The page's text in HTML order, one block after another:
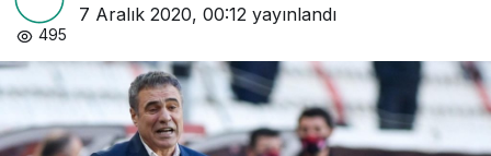
7 Aralık 2020, 00:12 yayınlandı
495